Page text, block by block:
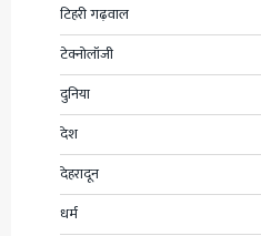
टिहरी गढ़वाल
टेक्नोलॉजी
दुनिया
देश
देहरादून
धर्म